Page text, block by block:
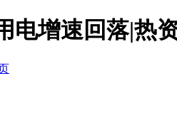
电增速回落|热